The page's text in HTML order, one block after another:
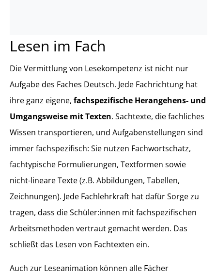
Lesen im Fach
Die Vermittlung von Lesekompetenz ist nicht nur
Aufgabe des Faches Deutsch. Jede Fachrichtung hat
ihre ganz eigene, fachspezifische Herangehens- und
Umgangsweise mit Texten. Sachtexte, die fachliches
Wissen transportieren, und Aufgabenstellungen sind
immer fachspezifisch: Sie nutzen Fachwortschatz,
fachtypische Formulierungen, Textformen sowie
nicht-lineare Texte (z.B. Abbildungen, Tabellen,
Zeichnungen). Jede Fachlehrkraft hat dafür Sorge zu
tragen, dass die Schüler:innen mit fachspezifischen
Arbeitsmethoden vertraut gemacht werden. Das
schließt das Lesen von Fachtexten ein.
Auch zur Leseanimation können alle Fächer